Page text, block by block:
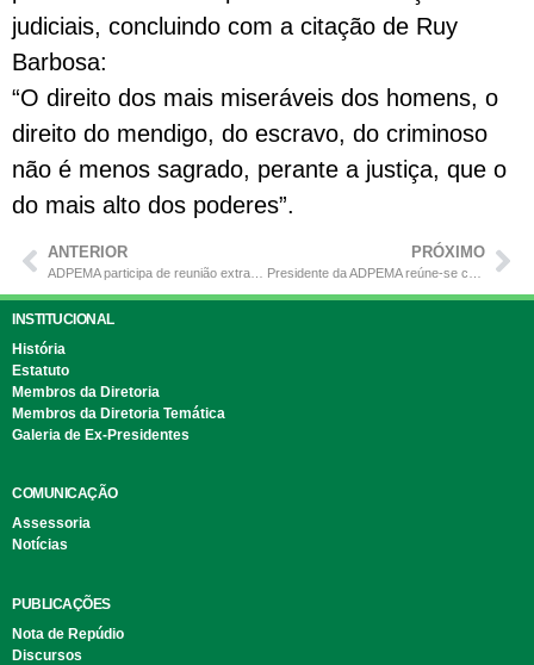
judiciais, concluindo com a citação de Ruy
Barbosa:
“O direito dos mais miseráveis dos homens, o
direito do mendigo, do escravo, do criminoso
não é menos sagrado, perante a justiça, que o
do mais alto dos poderes”.
ANTERIOR PRÓXIMO
INSTITUCIONAL
História
Estatuto
Membros da Diretoria
Membros da Diretoria Temática
Galeria de Ex-Presidentes
COMUNICAÇÃO
Assessoria
Notícias
PUBLICAÇÕES
Nota de Repúdio
Discursos